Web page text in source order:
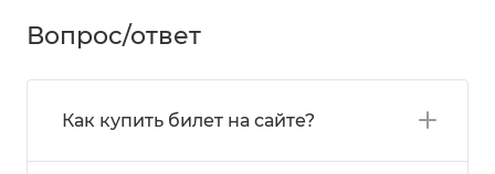
Вопрос/ответ
Как купить билет на сайте?